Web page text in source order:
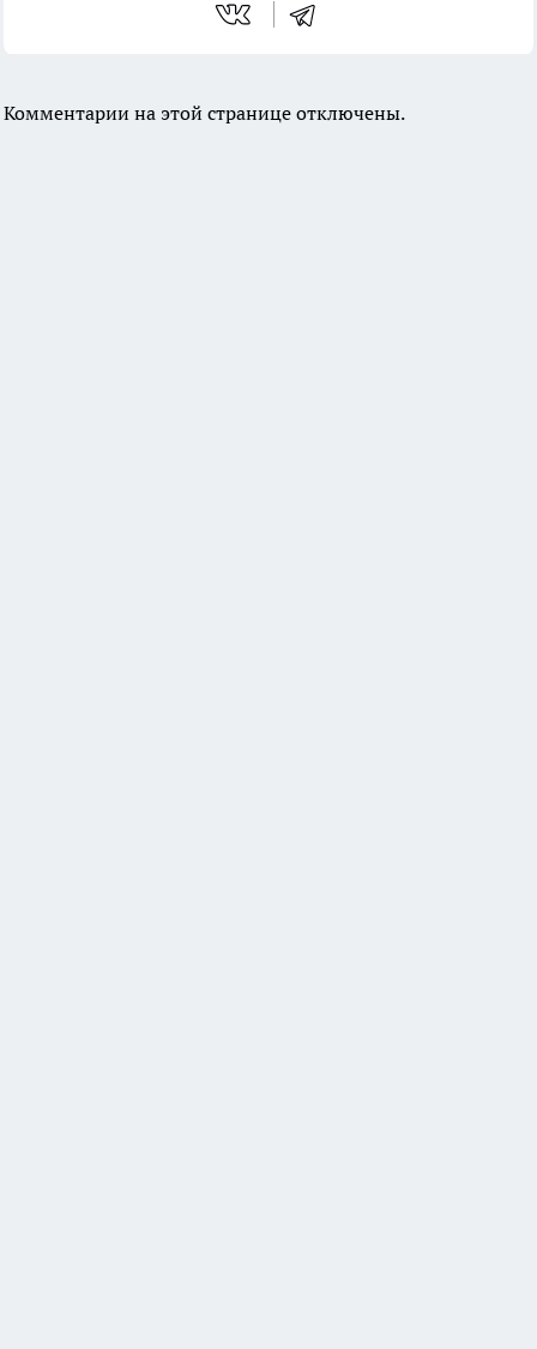
Комментарии на этой странице отключены.